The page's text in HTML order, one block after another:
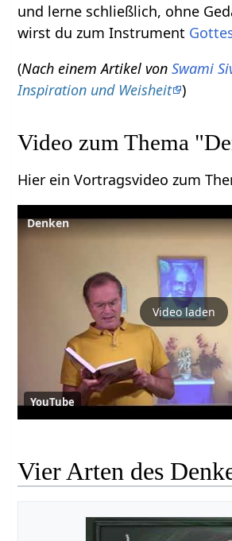
und lerne schließlich, ohne
wirst du zum Instrument
(Nach einem Artikel vonSwami
Inspiration und Weisheit )
Video zum Thema
Hier ein Vortragsvideo zum
Denken
Video laden
YouTube
Vier Arten des